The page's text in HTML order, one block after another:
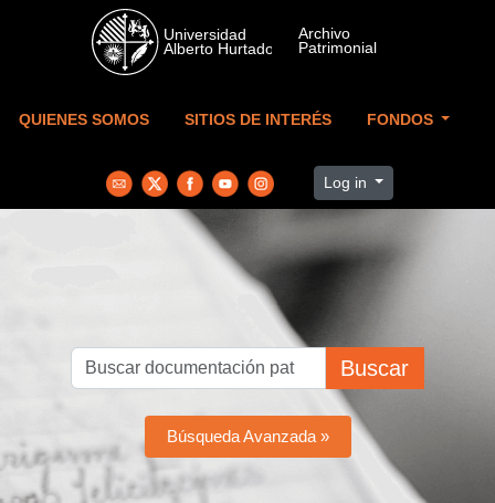
Skip to main content
QUIENES SOMOS SITIOS DE INTERÉS FONDOS
Log in
Buscar
Búsqueda Avanzada »